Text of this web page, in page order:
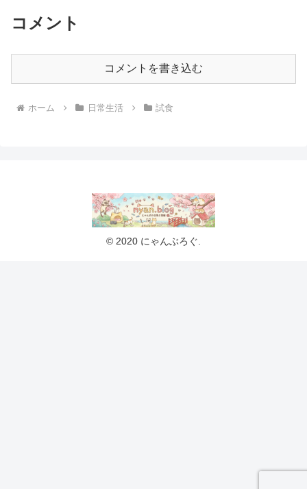
コメント
コメントを書き込む
ホーム 日常生活 試食
© 2020 にゃんぶろぐ.